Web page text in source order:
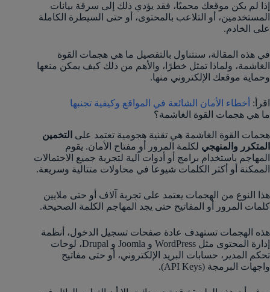
إذا لم يكن موقعك محميًا، فقد يؤدي ذلك إلى سرقة بيانات
المستخدمين، أو التلاعب بالمحتوى، أو حتى السيطرة الكاملة
على الخادم.
في هذه المقالة، سنتناول بالتفصيل ما هي هجمات القوة
الغاشمة، ولماذا تمثل خطرًا، والأهم من ذلك كيف يمكن منعها
وحماية موقعك الإلكتروني منها.
اقرأ: أخطاء الأمان الشائعة في المواقع وكيفية تجنبها
ما هي هجمات القوة الغاشمة؟
هجمات القوة الغاشمة هي تقنية هجومية تعتمد على التخمين
المتكرر والمنهجي لكلمة المرور أو مفتاح الأمان. يقوم
المهاجم باستخدام برامج أو أدوات آلية لتجربة جميع الاحتمالات
الممكنة أو أكثر الكلمات شيوعا في محاولات متتالية وسريعة.
هذا النوع من الهجمات يعتمد على تجربة آلاف أو حتى ملايين
كلمات المرور أو المفاتيح حتى يجد المهاجم الكلمة الصحيحة.
هذه الهجمات تستهدف عادة صفحات تسجيل الدخول، أنظمة
إدارة المحتوى مثل WordPress و Joomla و Drupal، لوحات
تحكم المدير، حسابات البريد الإلكتروني، أو حتى مفاتيح
واجهات البرمجة (API Keys).